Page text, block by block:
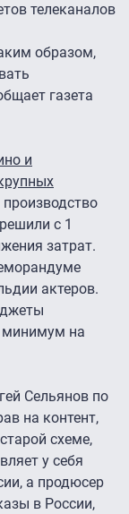
телеканалов
образом,
газета
и
с 1
затрат.
актеров.
минимум на
Сельянов по
на контент,
схеме,
у себя
а продюсер
в России,